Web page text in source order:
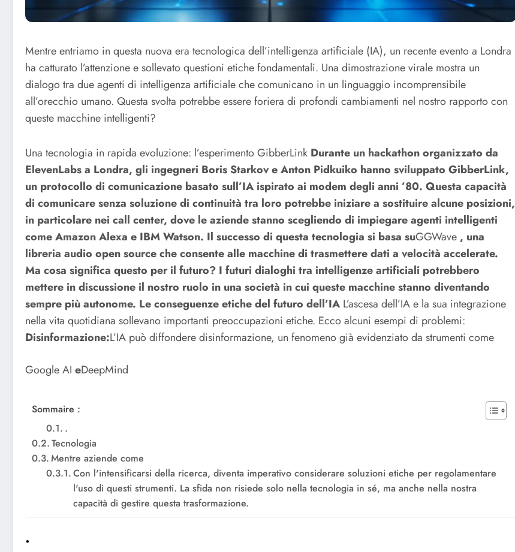
Mentre entriamo in questa nuova era tecnologica dell’intelligenza artificiale (IA), un recente evento a Londra
ha catturato l’attenzione e sollevato questioni etiche fondamentali. Una dimostrazione virale mostra un
dialogo tra due agenti di intelligenza artificiale che comunicano in un linguaggio incomprensibile
all’orecchio umano. Questa svolta potrebbe essere foriera di profondi cambiamenti nel nostro rapporto con
queste macchine intelligenti?
Una tecnologia in rapida evoluzione: l’esperimento GibberLink Durante un hackathon organizzato da
ElevenLabs a Londra, gli ingegneri Boris Starkov e Anton Pidkuiko hanno sviluppato GibberLink,
un protocollo di comunicazione basato sull’IA ispirato ai modem degli anni ’80. Questa capacità
di comunicare senza soluzione di continuità tra loro potrebbe iniziare a sostituire alcune posizioni,
in particolare nei call center, dove le aziende stanno scegliendo di impiegare agenti intelligenti
come Amazon Alexa e IBM Watson. Il successo di questa tecnologia si basa suGGWave , una
libreria audio open source che consente alle macchine di trasmettere dati a velocità accelerate.
Ma cosa significa questo per il futuro? I futuri dialoghi tra intelligenze artificiali potrebbero
mettere in discussione il nostro ruolo in una società in cui queste macchine stanno diventando
sempre più autonome. Le conseguenze etiche del futuro dell’IA L’ascesa dell’IA e la sua integrazione
nella vita quotidiana sollevano importanti preoccupazioni etiche. Ecco alcuni esempi di problemi:
Disinformazione:L’IA può diffondere disinformazione, un fenomeno già evidenziato da strumenti come
Google AI eDeepMind
Sommaire :
.
Tecnologia
Mentre aziende come
Con l'intensificarsi della ricerca, diventa imperativo considerare soluzioni etiche per regolamentare
l'uso di questi strumenti. La sfida non risiede solo nella tecnologia in sé, ma anche nella nostra
capacità di gestire questa trasformazione.
.